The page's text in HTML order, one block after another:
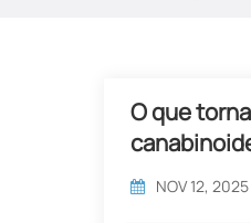
O que
NOV 12, 2025